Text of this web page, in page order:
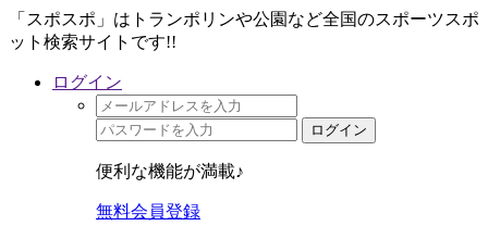
「スポスポ」はトランポリンや公園など全国のスポーツスポ
ット検索サイトです!!
ログイン
ログイン
便利な機能が満載♪
無料会員登録